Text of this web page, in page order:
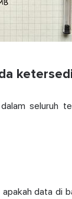
seluruh
data di